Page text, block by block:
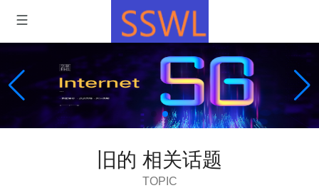
旧的 相关话题
TOPIC